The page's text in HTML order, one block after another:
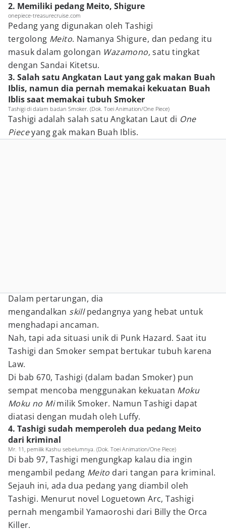
2. Memiliki pedang Meito, Shigure
onepiece-treasurecruise.com
Pedang yang digunakan oleh Tashigi
tergolong Meito. Namanya Shigure, dan pedang itu
masuk dalam golongan Wazamono,satu tingkat
dengan Sandai Kitetsu.
3. Salah satu Angkatan Laut yang gak makan Buah
Iblis, namun dia pernah memakai kekuatan Buah
Iblis saat memakai tubuh Smoker
Tashigi di dalam badan Smoker. (Dok. Toei Animation/One Piece)
Tashigi adalah salah satu Angkatan Laut di One
Pieceyang gak makan Buah Iblis.
Dalam pertarungan, dia
mengandalkan skillpedangnya yang hebat untuk
menghadapi ancaman.
Nah, tapi ada situasi unik di Punk Hazard. Saat itu
Tashigi dan Smoker sempat bertukar tubuh karena
Law.
Di bab 670, Tashigi (dalam badan Smoker) pun
sempat mencoba menggunakan kekuatan Moku
Moku no Mimilik Smoker. Namun Tashigi dapat
diatasi dengan mudah oleh Luffy.
4. Tashigi sudah memperoleh dua pedang Meito
dari kriminal
Mr. 11, pemilik Kashu sebelumnya. (Dok. Toei Animation/One Piece)
Di bab 97, Tashigi mengungkap kalau dia ingin
mengambil pedang Meito dari tangan para kriminal.
Sejauh ini, ada dua pedang yang diambil oleh
Tashigi. Menurut novel Loguetown Arc, Tashigi
pernah mengambil Yamaoroshi dari Billy the Orca
Killer.